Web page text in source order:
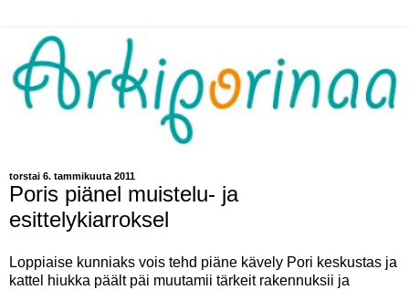
torstai 6. tammikuuta 2011
Poris piänel muistelu- ja
esittelykiarroksel
Loppiaise kunniaks vois tehd piäne kävely Pori keskustas ja
kattel hiukka päält päi muutamii tärkeit rakennuksii ja